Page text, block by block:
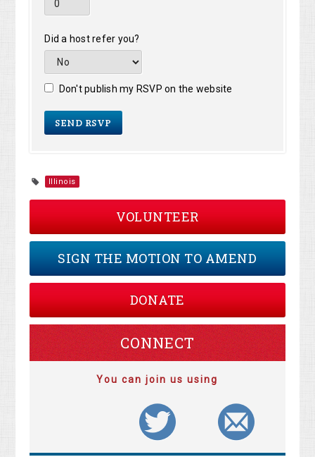
Did a host refer you?
Don't publish my RSVP on the website
Illinois
VOLUNTEER
SIGN THE MOTION TO AMEND
DONATE
CONNECT
You can join us using